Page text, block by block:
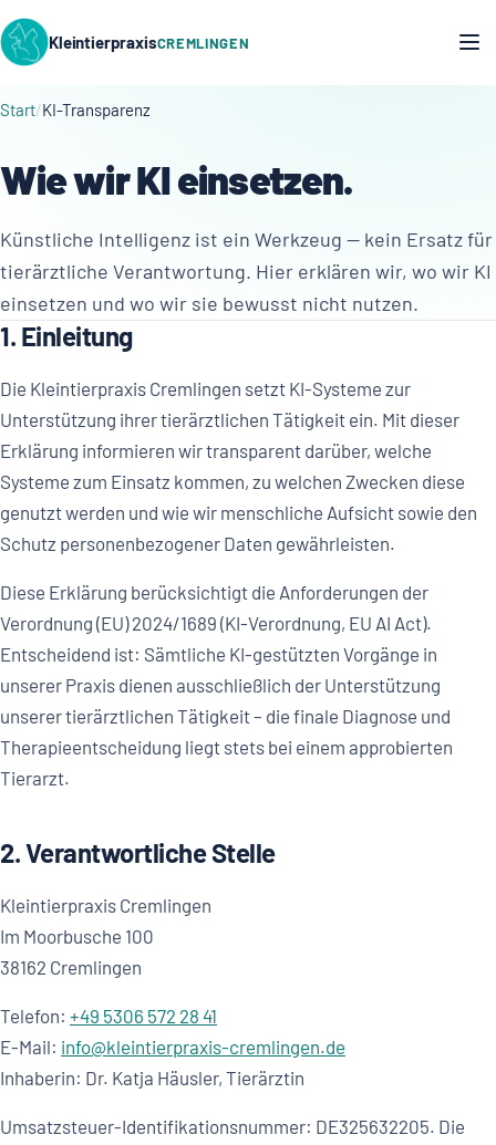
KleintierpraxisCREMLINGEN
Start KI-Transparenz
Wie wir KI einsetzen.
Künstliche Intelligenz ist ein Werkzeug — kein Ersatz für
tierärztliche Verantwortung. Hier erklären wir, wo wir KI
einsetzen und wo wir sie bewusst nicht nutzen.
1. Einleitung
Die Kleintierpraxis Cremlingen setzt KI-Systeme zur
Unterstützung ihrer tierärztlichen Tätigkeit ein. Mit dieser
Erklärung informieren wir transparent darüber, welche
Systeme zum Einsatz kommen, zu welchen Zwecken diese
genutzt werden und wie wir menschliche Aufsicht sowie den
Schutz personenbezogener Daten gewährleisten.
Diese Erklärung berücksichtigt die Anforderungen der
Verordnung (EU) 2024/1689 (KI-Verordnung, EU AI Act).
Entscheidend ist: Sämtliche KI-gestützten Vorgänge in
unserer Praxis dienen ausschließlich der Unterstützung
unserer tierärztlichen Tätigkeit – die finale Diagnose und
Therapieentscheidung liegt stets bei einem approbierten
Tierarzt.
2. Verantwortliche Stelle
Kleintierpraxis Cremlingen
Im Moorbusche 100
38162 Cremlingen
Telefon: +49 5306 572 28 41
E-Mail: info@kleintierpraxis-cremlingen.de
Inhaberin: Dr. Katja Häusler, Tierärztin
Umsatzsteuer-Identifikationsnummer: DE325632205. Die